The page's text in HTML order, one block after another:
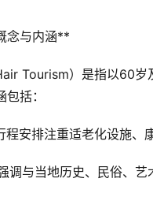
念与内涵**
Tourism）是指以60岁
包括：
安排注重适老化设施、
调与当地历史、民俗、艺